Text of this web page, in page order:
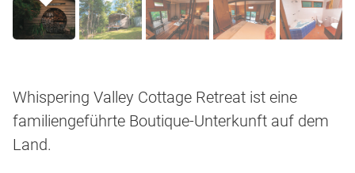
Whispering Valley Cottage Retreat ist eine
familiengeführte Boutique-Unterkunft auf dem
Land.